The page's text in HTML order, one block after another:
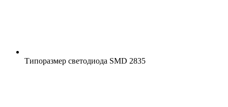
Типоразмер светодиода SMD 2835